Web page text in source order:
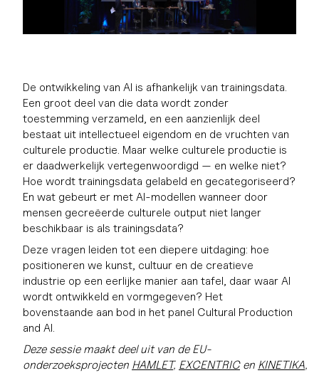
De ontwikkeling van AI is afhankelijk van trainingsdata.
Een groot deel van die data wordt zonder
toestemming verzameld, en een aanzienlijk deel
bestaat uit intellectueel eigendom en de vruchten van
culturele productie. Maar welke culturele productie is
er daadwerkelijk vertegenwoordigd — en welke niet?
Hoe wordt trainingsdata gelabeld en gecategoriseerd?
En wat gebeurt er met AI-modellen wanneer door
mensen gecreëerde culturele output niet langer
beschikbaar is als trainingsdata?
Deze vragen leiden tot een diepere uitdaging: hoe
positioneren we kunst, cultuur en de creatieve
industrie op een eerlijke manier aan tafel, daar waar AI
wordt ontwikkeld en vormgegeven? Het
bovenstaande aan bod in het panel Cultural Production
and AI.
Deze sessie maakt deel uit van de EU-
onderzoeksprojecten HAMLET, EXCENTRICen KINETIKA,